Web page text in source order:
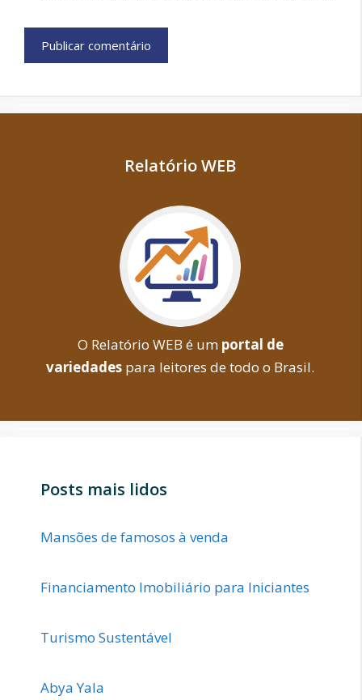
Relatório WEB
O Relatório WEB é um portal de
variedades para leitores de todo o Brasil.
Posts mais lidos
Mansões de famosos à venda
Financiamento Imobiliário para Iniciantes
Turismo Sustentável
Abya Yala